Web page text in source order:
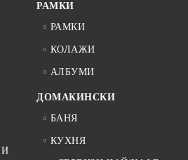
РАМКИ
РАМКИ
КОЛАЖИ
АЛБУМИ
ДОМАКИНСКИ
БАНЯ
КУХНЯ